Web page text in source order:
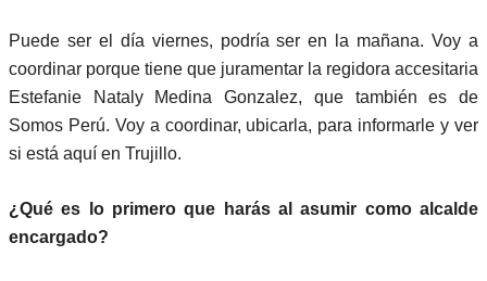
Puede ser el día viernes, podría ser en la mañana. Voy a
coordinar porque tiene que juramentar la regidora accesitaria
Estefanie Nataly Medina Gonzalez, que también es de
Somos Perú. Voy a coordinar, ubicarla, para informarle y ver
si está aquí en Trujillo.
¿Qué es lo primero que harás al asumir como alcalde
encargado?